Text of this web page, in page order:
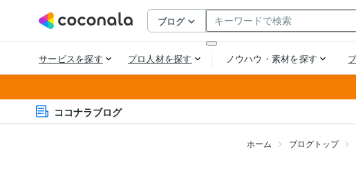
ココナラブログ
ホーム ブログトップ